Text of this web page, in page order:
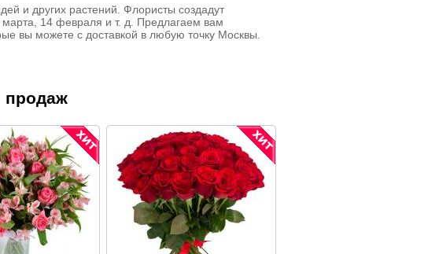
и других растений. Флористы создадут
14 февраля и т. д. Предлагаем вам
вы можете с доставкой в любую точку Москвы.